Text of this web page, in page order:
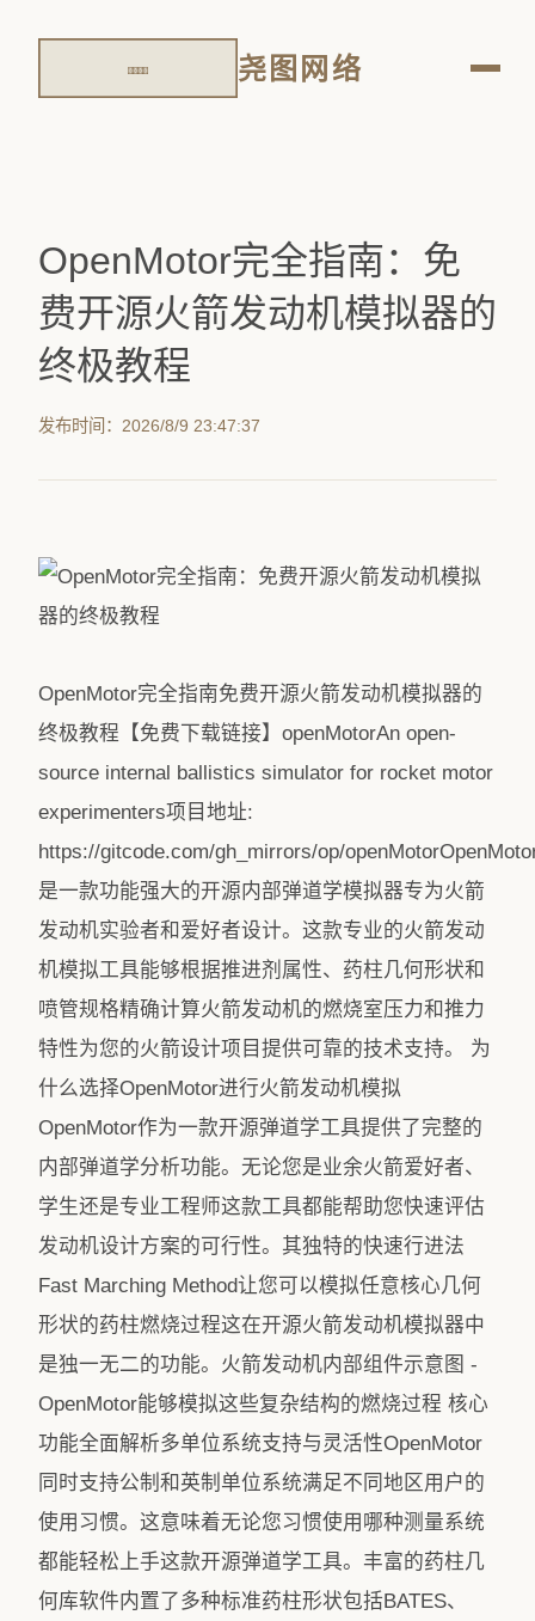
尧图网络
OpenMotor完全指南：免
费开源火箭发动机模拟器的
终极教程
发布时间：2026/8/9 23:47:37
OpenMotor完全指南免费开源火箭发动机模拟器的
终极教程【免费下载链接】openMotorAn open-
source internal ballistics simulator for rocket motor
experimenters项目地址:
https://gitcode.com/gh_mirrors/op/
是一款功能强大的开源内部弹道学模拟器专为火箭
发动机实验者和爱好者设计。这款专业的火箭发动
机模拟工具能够根据推进剂属性、药柱几何形状和
喷管规格精确计算火箭发动机的燃烧室压力和推力
特性为您的火箭设计项目提供可靠的技术支持。 为
什么选择OpenMotor进行火箭发动机模拟
OpenMotor作为一款开源弹道学工具提供了完整的
内部弹道学分析功能。无论您是业余火箭爱好者、
学生还是专业工程师这款工具都能帮助您快速评估
发动机设计方案的可行性。其独特的快速行进法
Fast Marching Method让您可以模拟任意核心几何
形状的药柱燃烧过程这在开源火箭发动机模拟器中
是独一无二的功能。火箭发动机内部组件示意图 -
OpenMotor能够模拟这些复杂结构的燃烧过程 核心
功能全面解析多单位系统支持与灵活性OpenMotor
同时支持公制和英制单位系统满足不同地区用户的
使用习惯。这意味着无论您习惯使用哪种测量系统
都能轻松上手这款开源弹道学工具。丰富的药柱几
何库软件内置了多种标准药柱形状包括BATES、